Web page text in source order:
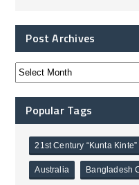
Post Archives
Popular Tags
21st Century “Kunta Kinte”
Australia Bangladesh